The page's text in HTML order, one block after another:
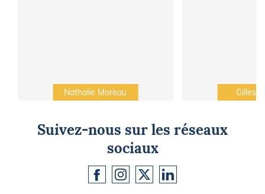
Nathalie Moreau Gilles
Suivez-nous sur les réseaux
sociaux